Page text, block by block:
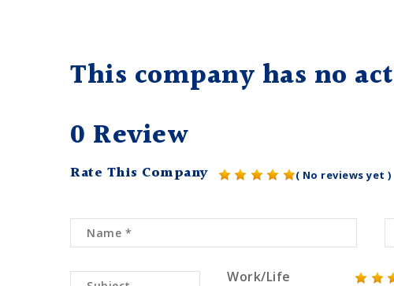
This company has no
0 Review
Rate This Company ( No reviews yet )
Work/Life